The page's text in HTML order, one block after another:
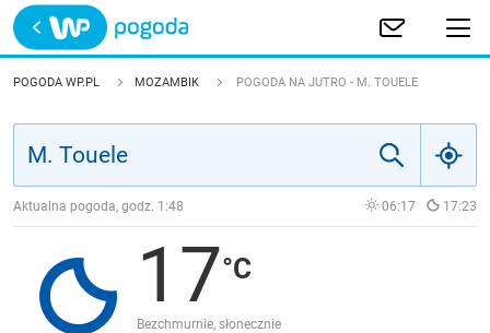
Trwa ładowanie
POLSKA
JAKOŚĆ POWIETRZA
POGODA WP.PL MOZAMBIK POGODA NA JUTRO - M. TOUELE
Aktualna pogoda, godz. 1:48 06:17 17:23
17
Bezchmurnie, słonecznie